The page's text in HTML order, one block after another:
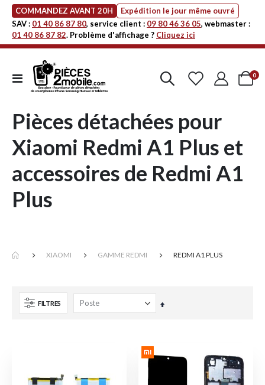
COMMANDEZ AVANT 20H
Expédition le jour même ouvré
SAV : 01 40 86 87 80, service client : 09 80 46 36 05, webmaster :
01 40 86 87 82. Problème d'affichage ? Cliquez ici
Affichage
navigation
Cart
0
Pièces détachées pour
Xiaomi Redmi A1 Plus et
accessoires de Redmi A1
Plus
XIAOMI GAMME REDMI REDMI A1 PLUS
FILTRES
Par